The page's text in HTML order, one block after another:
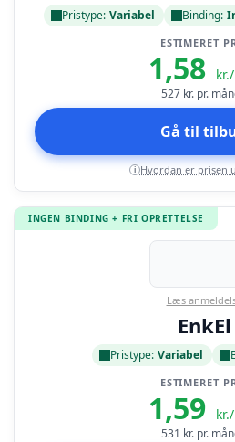
Pristype: Variabel Binding:
ESTIMERET
1,58
527 kr. pr.
Gå til
i Hvordan er prisen
INGEN BINDING + FRI OPRETTELSE
Læs
EnkEl
Pristype: Variabel
ESTIMERET
1,59
531 kr. pr.